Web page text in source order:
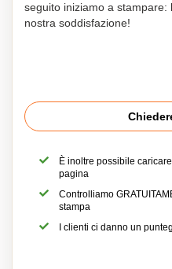
seguito iniziamo a stampare:
nostra soddisfazione!
È inoltre possibile
pagina
Controlliamo
stampa
I clienti ci danno un